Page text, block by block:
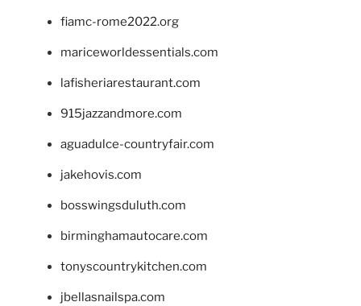
fiamc-rome2022.org
mariceworldessentials.com
lafisheriarestaurant.com
915jazzandmore.com
aguadulce-countryfair.com
jakehovis.com
bosswingsduluth.com
birminghamautocare.com
tonyscountrykitchen.com
jbellasnailspa.com